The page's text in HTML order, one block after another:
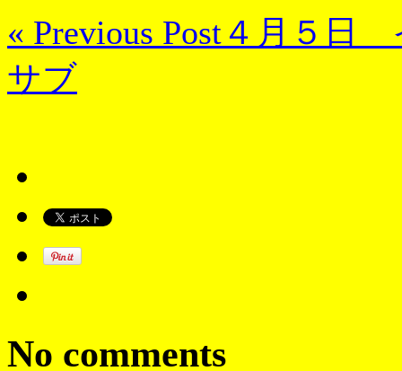
« Previous Post４月５日
サブ
No comments